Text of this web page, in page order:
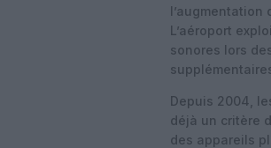
l’augmentation
L’aéroport
sonores lors
Depuis 2004,
déjà un critère
des appareils